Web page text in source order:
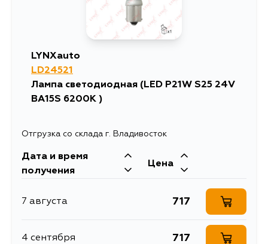
LYNXauto
LD24521
Лампа светодиодная (LED P21W S25 24V
BA15S 6200K )
Отгрузка со склада г. Владивосток
Дата и время
получения
Цена
7 августа 717
4 сентября 717